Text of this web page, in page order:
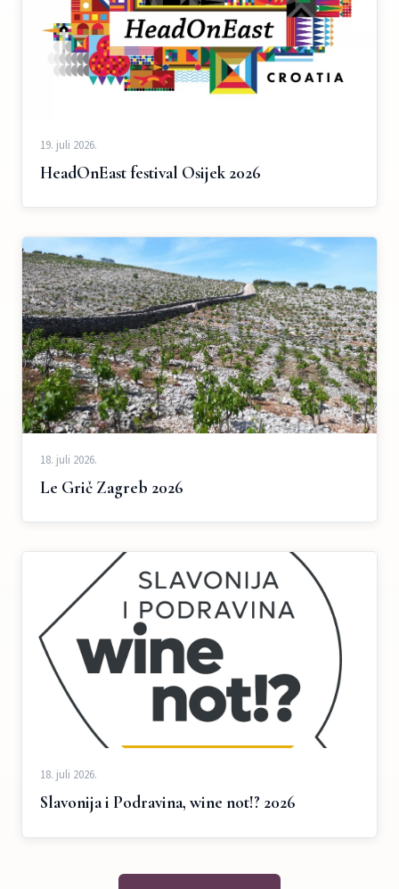
19. juli 2026.
HeadOnEast festival Osijek 2026
18. juli 2026.
Le Grič Zagreb 2026
18. juli 2026.
Slavonija i Podravina, wine not!? 2026